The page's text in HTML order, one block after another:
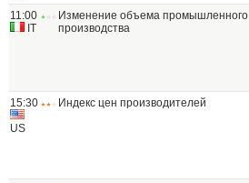
11:00
IT
Изменение объема промышленного
производства
15:30
US
Индекс цен производителей